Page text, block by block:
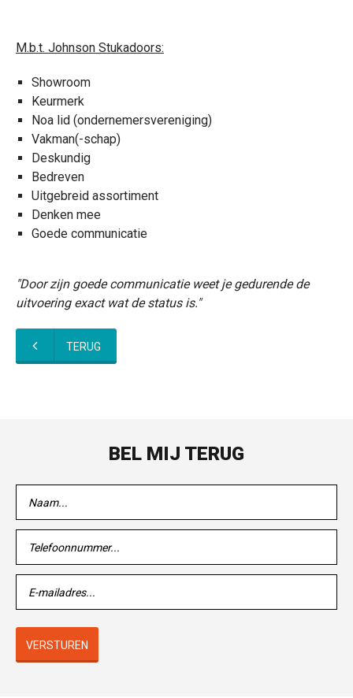
M.b.t. Johnson Stukadoors:
Showroom
Keurmerk
Noa lid (ondernemersvereniging)
Vakman(-schap)
Deskundig
Bedreven
Uitgebreid assortiment
Denken mee
Goede communicatie
"Door zijn goede communicatie weet je gedurende de
uitvoering exact wat de status is."
TERUG
BEL MIJ TERUG
VERSTUREN